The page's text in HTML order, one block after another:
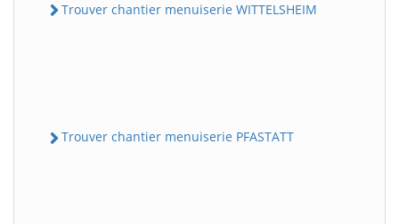
Trouver chantier menuiserie WITTELSHEIM
Trouver chantier menuiserie PFASTATT